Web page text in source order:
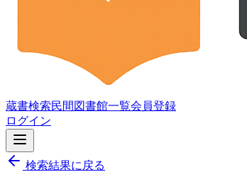
蔵書検索民間図書館一覧会員登録
ログイン
検索結果に戻る